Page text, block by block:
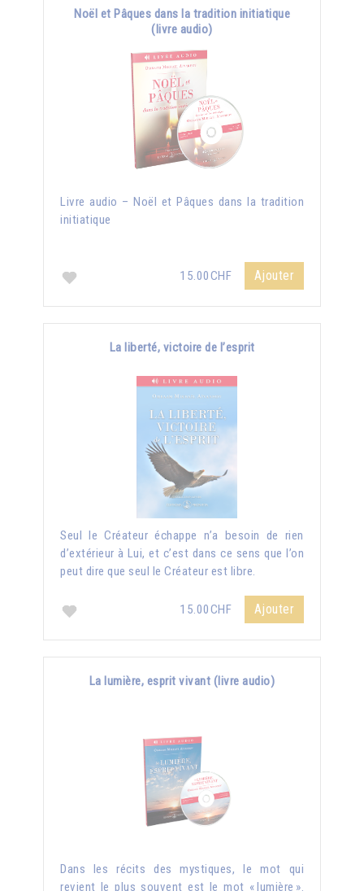
Noël et Pâques dans la tradition initiatique
(livre audio)
Livre audio – Noël et Pâques dans la tradition
initiatique
15.00CHF Ajouter
La liberté, victoire de l’esprit
Seul le Créateur échappe n’a besoin de rien
d’extérieur à Lui, et c’est dans ce sens que l’on
peut dire que seul le Créateur est libre.
15.00CHF Ajouter
La lumière, esprit vivant (livre audio)
Dans les récits des mystiques, le mot qui
revient le plus souvent est le mot « lumière ».